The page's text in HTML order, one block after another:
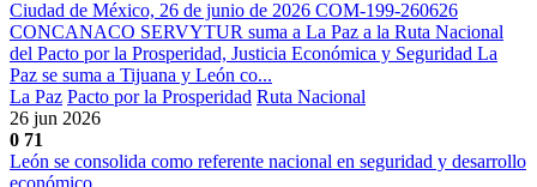
Ciudad de México, 26 de junio de 2026 COM-199-260626
CONCANACO SERVYTUR suma a La Paz a la Ruta Nacional
del Pacto por la Prosperidad, Justicia Económica y Seguridad La
Paz se suma a Tijuana y León co...
La Paz Pacto por la Prosperidad Ruta Nacional
26 jun 2026
0 71
León se consolida como referente nacional en seguridad y desarrollo
económico